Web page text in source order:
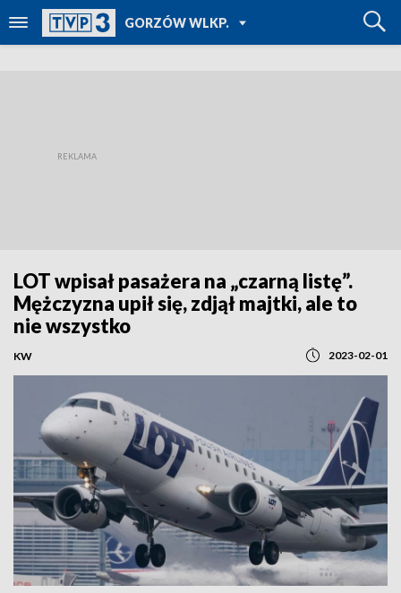
GORZÓW WLKP.
TVP REGIONY
LOT wpisał pasażera na „czarną listę”.
Mężczyzna upił się, zdjął majtki, ale to
nie wszystko
KW 2023-02-01